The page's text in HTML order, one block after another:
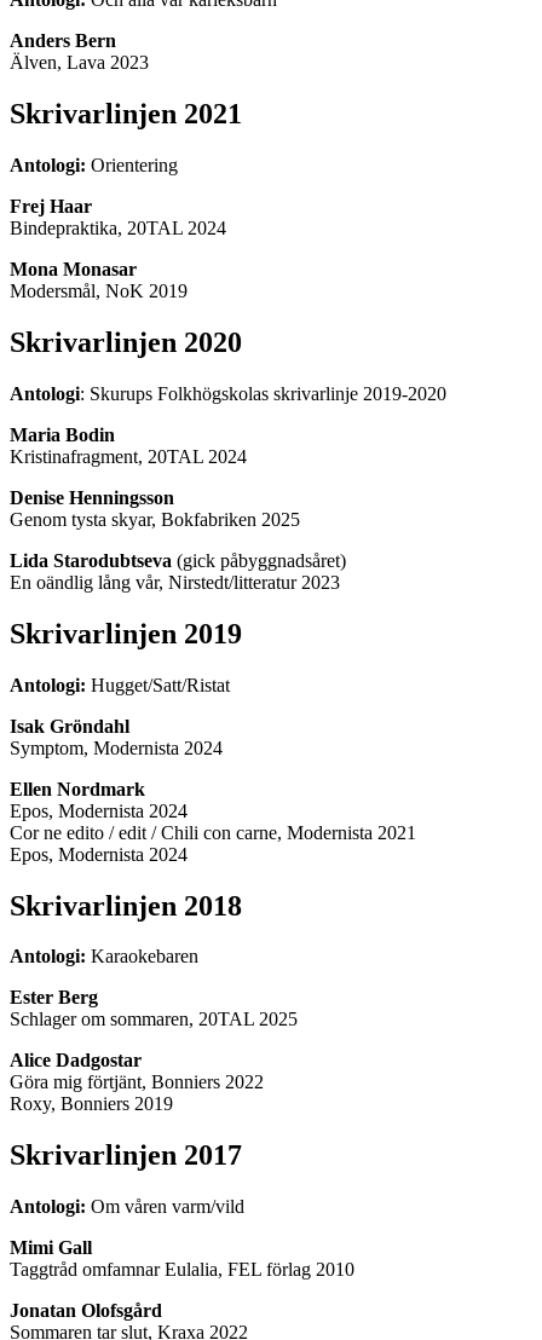
Anders Bern
Älven, Lava 2023
Skrivarlinjen 2021
Antologi: Orientering
Frej Haar
Bindepraktika, 20TAL 2024
Mona Monasar
Modersmål, NoK 2019
Skrivarlinjen 2020
Antologi: Skurups Folkhögskolas skrivarlinje 2019-2020
Maria Bodin
Kristinafragment, 20TAL 2024
Denise Henningsson
Genom tysta skyar, Bokfabriken 2025
Lida Starodubtseva (gick påbyggnadsåret)
En oändlig lång vår, Nirstedt/litteratur 2023
Skrivarlinjen 2019
Antologi: Hugget/Satt/Ristat
Isak Gröndahl
Symptom, Modernista 2024
Ellen Nordmark
Epos, Modernista 2024
Cor ne edito / edit / Chili con carne, Modernista 2021
Epos, Modernista 2024
Skrivarlinjen 2018
Antologi: Karaokebaren
Ester Berg
Schlager om sommaren, 20TAL 2025
Alice Dadgostar
Göra mig förtjänt, Bonniers 2022
Roxy, Bonniers 2019
Skrivarlinjen 2017
Antologi: Om våren varm/vild
Mimi Gall
Taggtråd omfamnar Eulalia, FEL förlag 2010
Jonatan Olofsgård
Sommaren tar slut, Kraxa 2022